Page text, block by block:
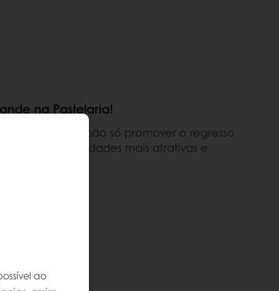
na Pastelaria!
Procuramos não só promover o regresso
as especialidades mais atrativas e
pensar em si.
ao